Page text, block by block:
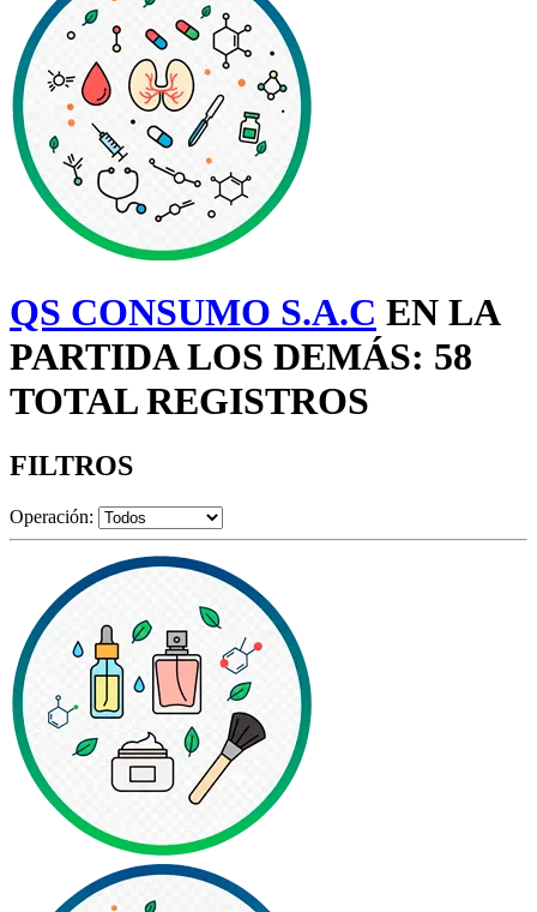
QS CONSUMO S.A.C EN LA
PARTIDA LOS DEMÁS: 58
TOTAL REGISTROS
FILTROS
Operación: